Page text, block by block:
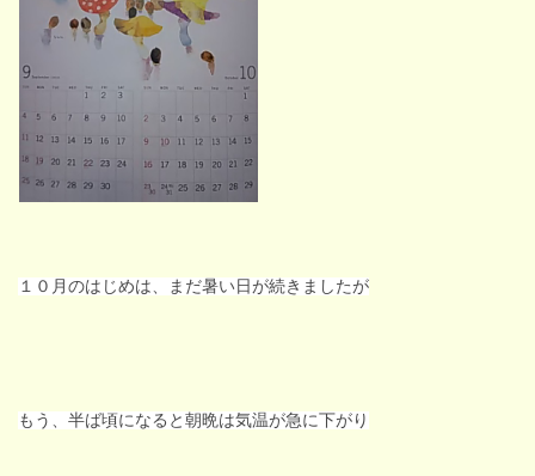
１０月のはじめは、まだ暑い日が続きましたが
もう、半ば頃になると朝晩は気温が急に下がり